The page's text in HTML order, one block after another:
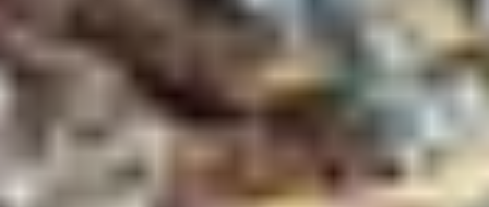
Weingüter & Weinprobe Savoie
Weingüter & Weinprobe Südwesten
Weingüter & Weinprobe Loiretal
Weingüter & Weinprobe Rhonetal
Cave historique des hospices de Strasbourg